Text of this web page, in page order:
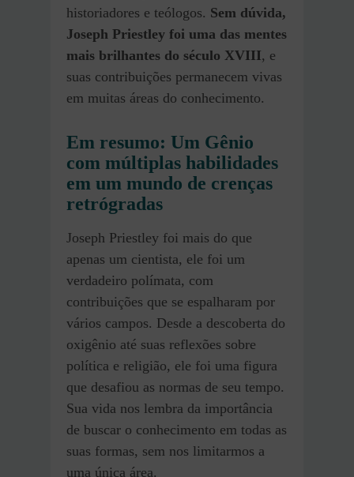
historiadores e teólogos. Sem dúvida,
Joseph Priestley foi uma das mentes
mais brilhantes do século XVIII, e
suas contribuições permanecem vivas
em muitas áreas do conhecimento.
Em resumo: Um Gênio
com múltiplas habilidades
em um mundo de crenças
retrógradas
Joseph Priestley foi mais do que
apenas um cientista, ele foi um
verdadeiro polímata, com
contribuições que se espalharam por
vários campos. Desde a descoberta do
oxigênio até suas reflexões sobre
política e religião, ele foi uma figura
que desafiou as normas de seu tempo.
Sua vida nos lembra da importância
de buscar o conhecimento em todas as
suas formas, sem nos limitarmos a
uma única área.